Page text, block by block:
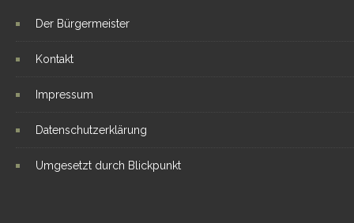
Der Bürgermeister
Kontakt
Impressum
Datenschutzerklärung
Umgesetzt durch Blickpunkt